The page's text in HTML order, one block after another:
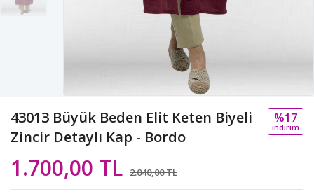
43013 Büyük Beden Elit Keten Biyeli
Zincir Detaylı Kap - Bordo
1.700,00 TL 2.040,00 TL
%17
i̇ndi̇ri̇m